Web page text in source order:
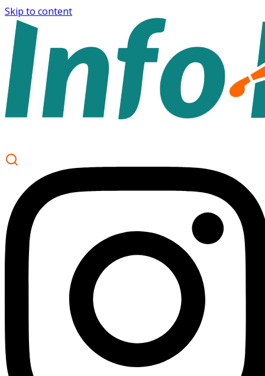
Skip to content